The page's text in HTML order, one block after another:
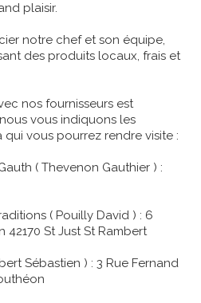
plaisir.
notre chef et son équipe,
des produits locaux, frais et
nos fournisseurs est
vous indiquons les
vous pourrez rendre visite :
( Thevenon Gauthier ) :
( Pouilly David ) : 6
St Just St Rambert
Sébastien ) : 3 Rue Fernand